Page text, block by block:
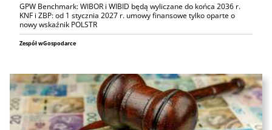
GPW Benchmark: WIBOR i WIBID będą wyliczane do końca 2036 r.
KNF i ZBP: od 1 stycznia 2027 r. umowy finansowe tylko oparte o
nowy wskaźnik POLSTR
Zespół wGospodarce